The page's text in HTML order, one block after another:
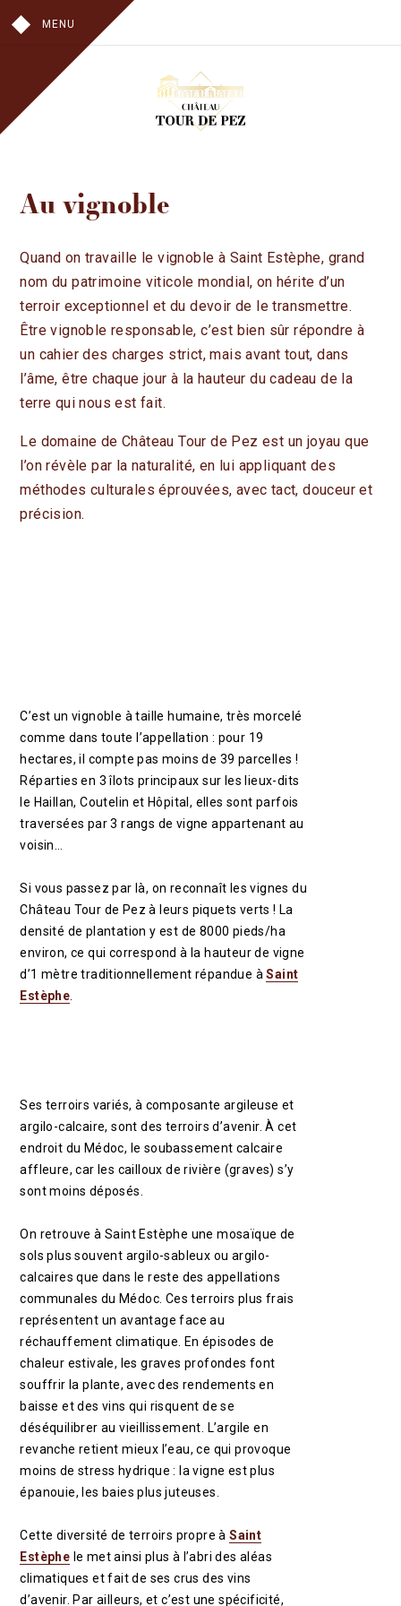
MENU
AU CHÂTEAU
NOS VINS
CHÂTEAU TOUR DE PEZ
LES HAUTS DE PEZ
OÙ TROUVER NOS VINS
Au vignoble
Quand on travaille le vignoble à Saint Estèphe, grand
nom du patrimoine viticole mondial, on hérite d’un
terroir exceptionnel et du devoir de le transmettre.
Être vignoble responsable, c’est bien sûr répondre à
un cahier des charges strict, mais avant tout, dans
l’âme, être chaque jour à la hauteur du cadeau de la
terre qui nous est fait.
Le domaine de Château Tour de Pez est un joyau que
l’on révèle par la naturalité, en lui appliquant des
méthodes culturales éprouvées, avec tact, douceur et
précision.
C’est un vignoble à taille humaine, très morcelé
comme dans toute l’appellation : pour 19
hectares, il compte pas moins de 39 parcelles !
Réparties en 3 îlots principaux sur les lieux-dits
le Haillan, Coutelin et Hôpital, elles sont parfois
traversées par 3 rangs de vigne appartenant au
voisin…
Si vous passez par là, on reconnaît les vignes du
Château Tour de Pez à leurs piquets verts ! La
densité de plantation y est de 8000 pieds/ha
environ, ce qui correspond à la hauteur de vigne
d’1 mètre traditionnellement répandue àSaint
Estèphe
Ses terroirs variés, à composante argileuse et
argilo-calcaire, sont des terroirs d’avenir. À cet
endroit du Médoc, le soubassement calcaire
affleure, car les cailloux de rivière (graves) s’y
sont moins déposés.
On retrouve à Saint Estèphe une mosaïque de
sols plus souvent argilo-sableux ou argilo-
calcaires que dans le reste des appellations
communales du Médoc. Ces terroirs plus frais
représentent un avantage face au
réchauffement climatique. En épisodes de
chaleur estivale, les graves profondes font
souffrir la plante, avec des rendements en
baisse et des vins qui risquent de se
déséquilibrer au vieillissement. L’argile en
revanche retient mieux l’eau, ce qui provoque
moins de stress hydrique : la vigne est plus
épanouie, les baies plus juteuses.
Cette diversité de terroirs propre àSaint
Estèphe le met ainsi plus à l’abri des aléas
climatiques et fait de ses crus des vins
d’avenir. Par ailleurs, et c’est une spécificité,